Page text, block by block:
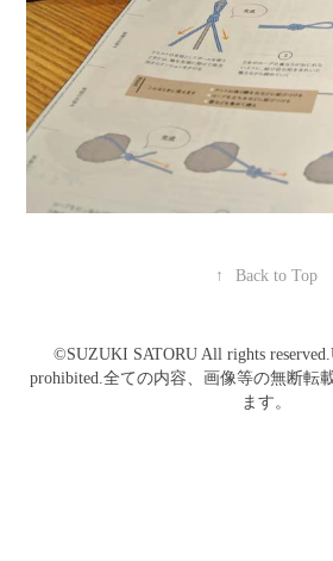
↑ Back to Top
©️SUZUKI SATORU All rights
prohibited.全ての内容、画像等の無断転
ます。